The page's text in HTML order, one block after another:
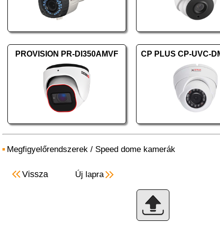
PROVISION PR-DI350AMVF CP PLUS CP-UVC-
Megfigyelőrendszerek / Speed dome kamerák
Vissza Új lapra